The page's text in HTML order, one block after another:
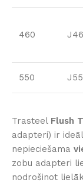
460
550
Trasteel Flush
adapteri) ir
nepieciešama
zobu adapteri
nodrošinot